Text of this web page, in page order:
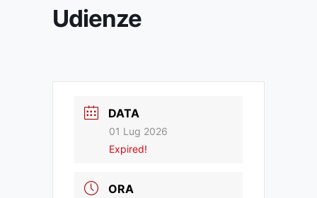
Udienze
DATA
01 Lug 2026
Expired!
ORA